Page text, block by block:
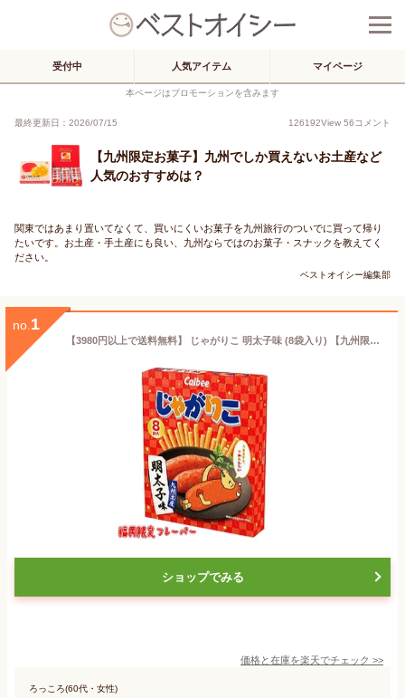
受付中 人気アイテム マイページ
本ページはプロモーションを含みます
最終更新日：2026/07/15 126192View 56コメント
【九州限定お菓子】九州でしか買えないお土産など
人気のおすすめは？
関東ではあまり置いてなくて、買いにくいお菓子を九州旅行のついでに買って帰り
たいです。お土産・手土産にも良い、九州ならではのお菓子・スナックを教えてく
ださい。
ベストオイシー編集部
no. 1
【3980円以上で送料無料】 じゃがりこ 明太子味 (8袋入り) 【九州限定】 福岡 お土産 贈り物 お菓子 スナック 手土産 めんたいこ 福岡限定フレーバー カルビー Calbee 博多 ギフト プレゼント
ショップでみる
価格と在庫を楽天でチェック >>
ろっころ(60代・女性)